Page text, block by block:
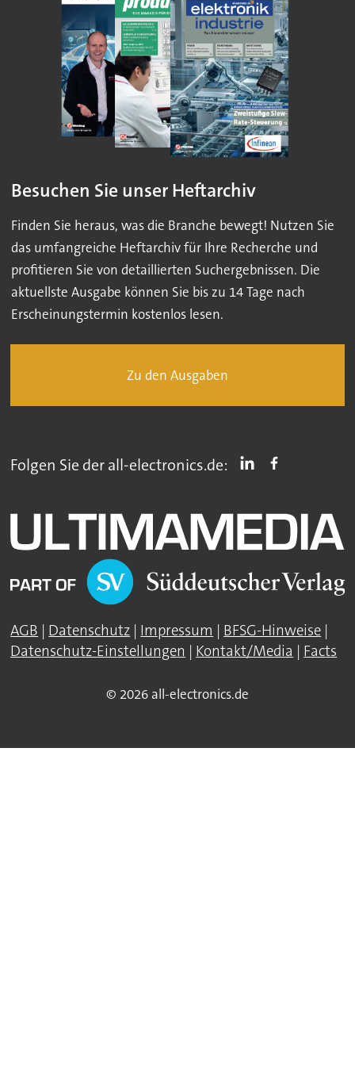
Besuchen Sie unser Heftarchiv
Finden Sie heraus, was die Branche bewegt! Nutzen Sie
das umfangreiche Heftarchiv für Ihre Recherche und
profitieren Sie von detaillierten Suchergebnissen. Die
aktuellste Ausgabe können Sie bis zu 14 Tage nach
Erscheinungstermin kostenlos lesen.
Zu den Ausgaben
Folgen Sie der all-electronics.de:
AGB | Datenschutz | Impressum | BFSG-Hinweise |
Datenschutz-Einstellungen | Kontakt/Media | Facts
© 2026 all-electronics.de